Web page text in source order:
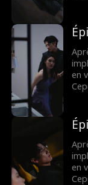
sa
en
sa
en